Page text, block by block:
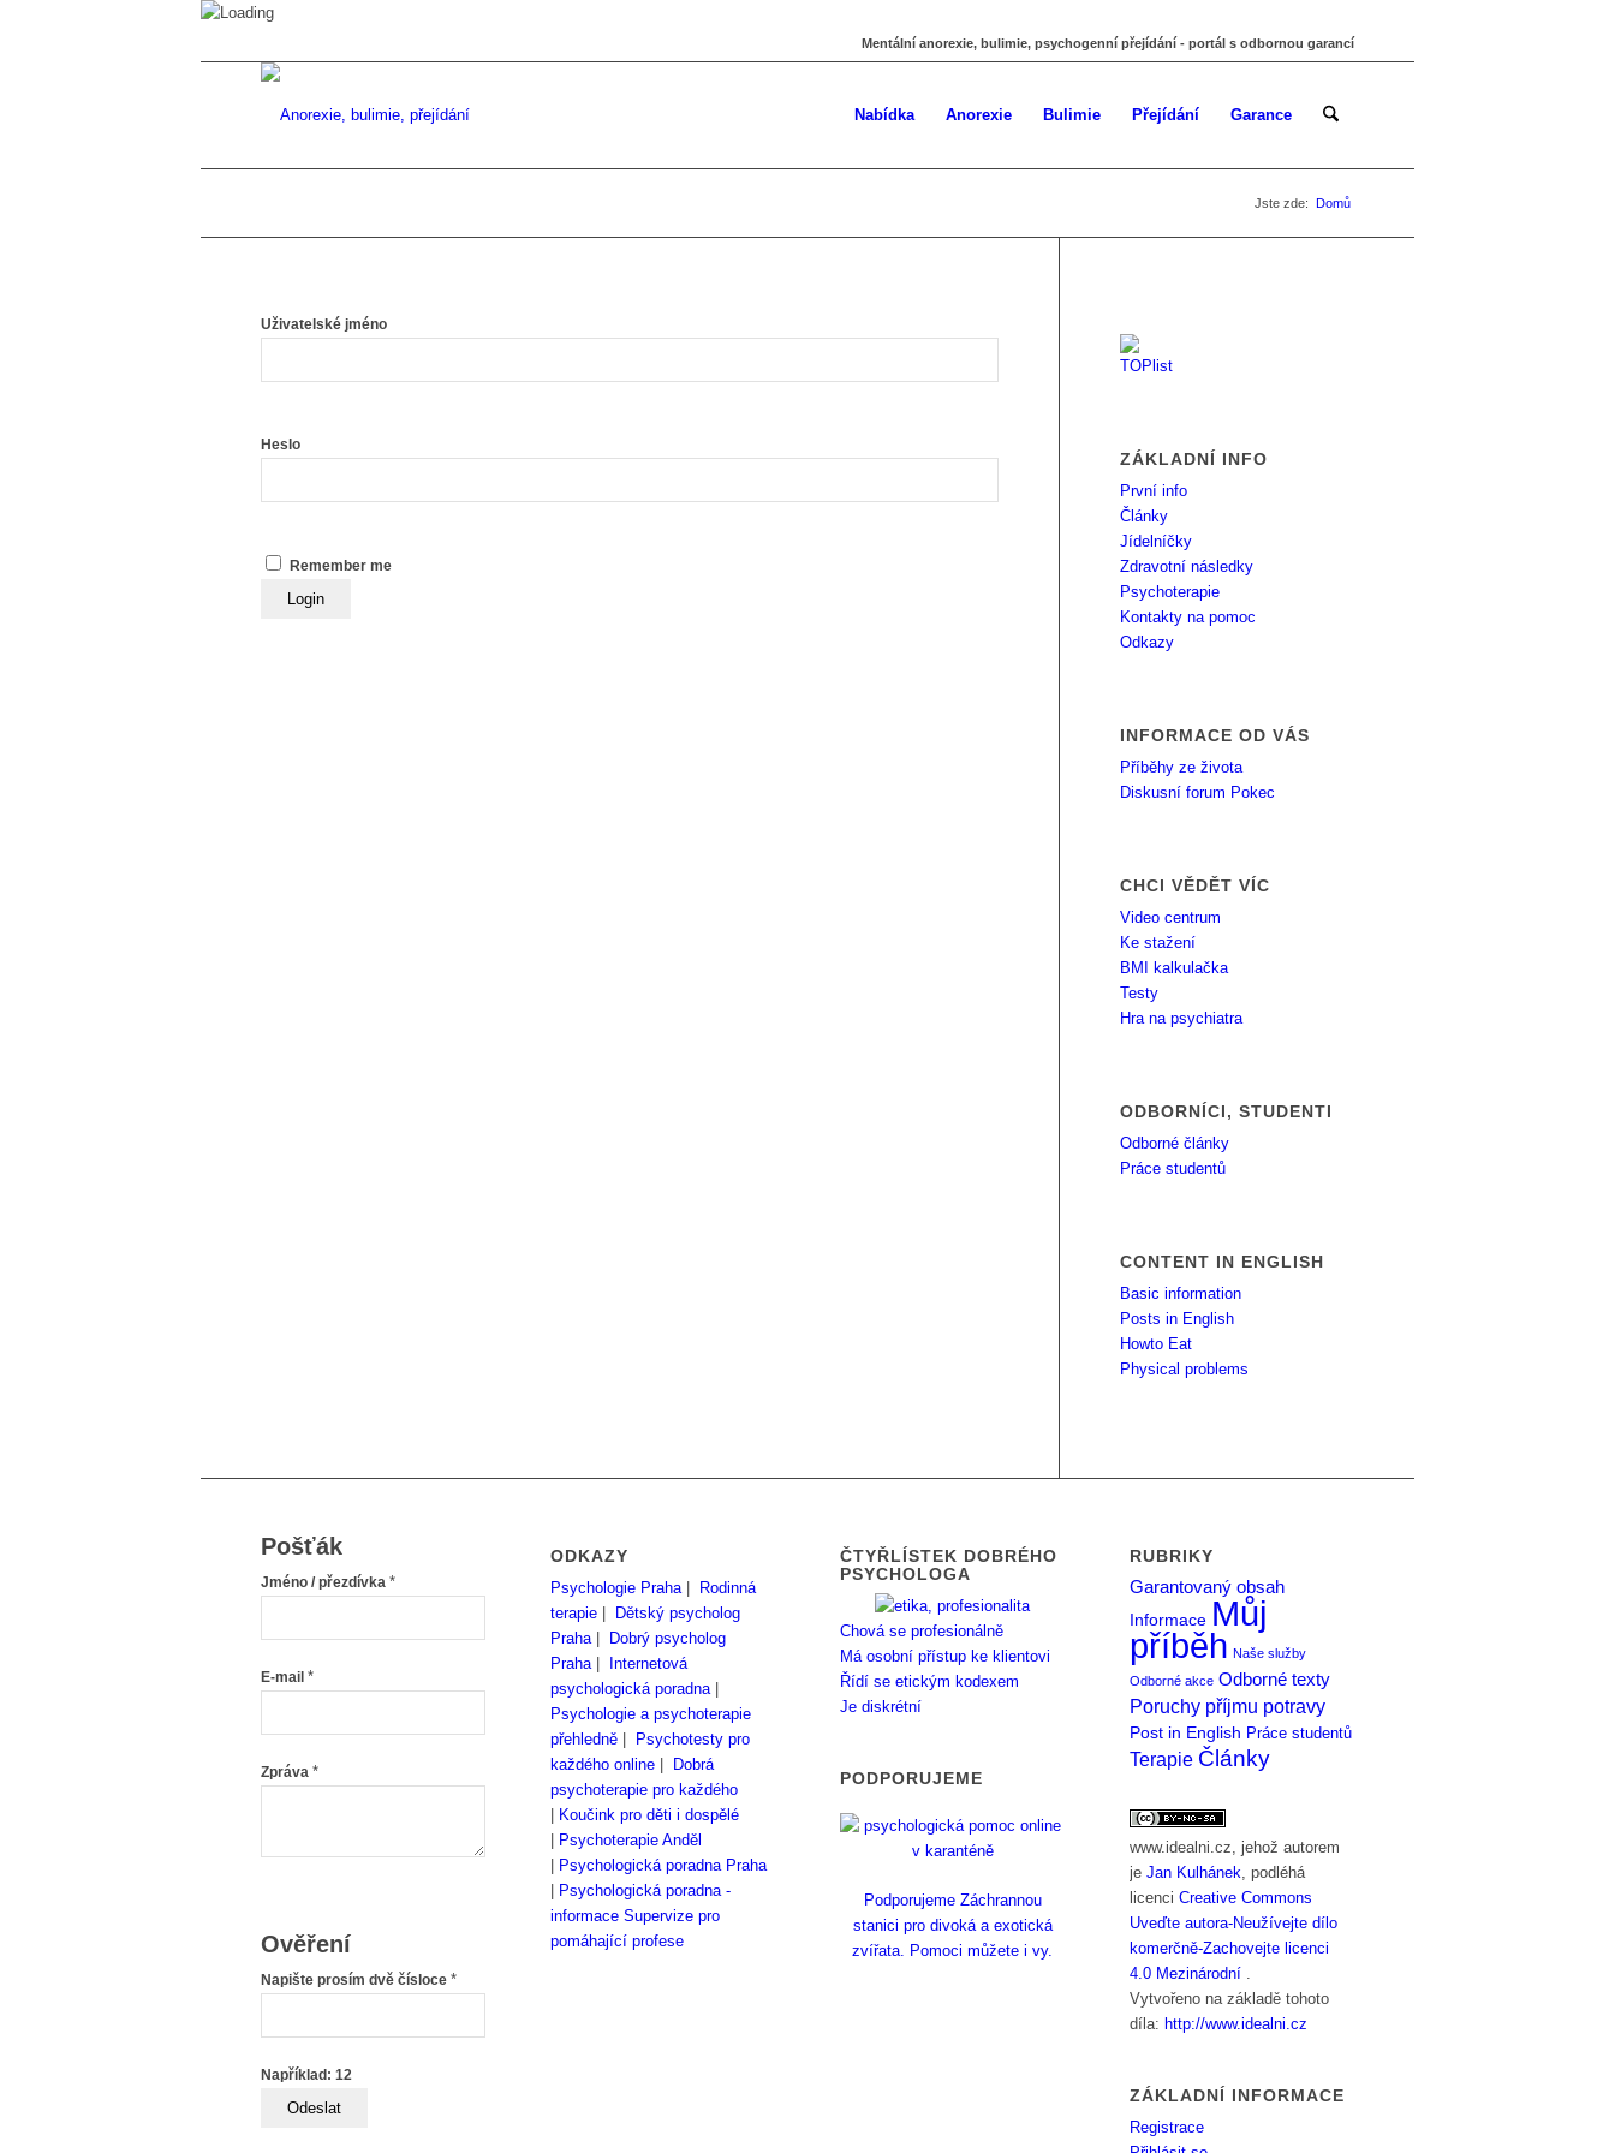
Mentální anorexie, bulimie, psychogenní přejídání - portál s odbornou garancí
Nabídka Anorexie Bulimie Přejídání Garance
Jste zde: Domů
Uživatelské jméno
Heslo
Remember me
ZÁKLADNÍ INFO
První info
Články
Jídelníčky
Zdravotní následky
Psychoterapie
Kontakty na pomoc
Odkazy
INFORMACE OD VÁS
Příběhy ze života
Diskusní forum Pokec
CHCI VĚDĚT VÍC
Video centrum
Ke stažení
BMI kalkulačka
Testy
Hra na psychiatra
ODBORNÍCI, STUDENTI
Odborné články
Práce studentů
CONTENT IN ENGLISH
Basic information
Posts in English
Howto Eat
Physical problems
Pošťák
Jméno / přezdívka *
E-mail *
Zpráva *
Ověření
Napište prosím dvě čísloce *
Například: 12
ODKAZY
Psychologie Praha|
Rodinná
terapie
Dětský psycholog
Praha|
Dobrý psycholog
Praha|
Internetová
psychologická poradna|
Psychologie a psychoterapie
přehledně
Psychotesty pro
každého online
Dobrá
psychoterapie pro každého
Koučink pro děti i dospělé
Psychoterapie Anděl
Psychologická poradna Praha
Psychologická poradna -
informace Supervize pro
pomáhající profese
ČTYŘLÍSTEK DOBRÉHO
PSYCHOLOGA
Chová se profesionálně
Má osobní přístup ke klientovi
Řídí se etickým kodexem
Je diskrétní
PODPORUJEME
Podporujeme Záchrannou
stanici pro divoká a exotická
zvířata. Pomoci můžete i vy.
RUBRIKY
Garantovaný obsah
Informace Můj
příběh Naše služby
Odborné akce Odborné texty
Poruchy příjmu potravy
Post in English Práce studentů
Terapie Články
www.idealni.cz, jehož autorem
jeJan Kulhánek, podléhá
licenciCreative Commons
Uveďte autora-Neužívejte dílo
komerčně-Zachovejte licenci
4.0 Mezinárodní .
Vytvořeno na základě tohoto
díla: http://www.idealni.cz
ZÁKLADNÍ INFORMACE
Registrace